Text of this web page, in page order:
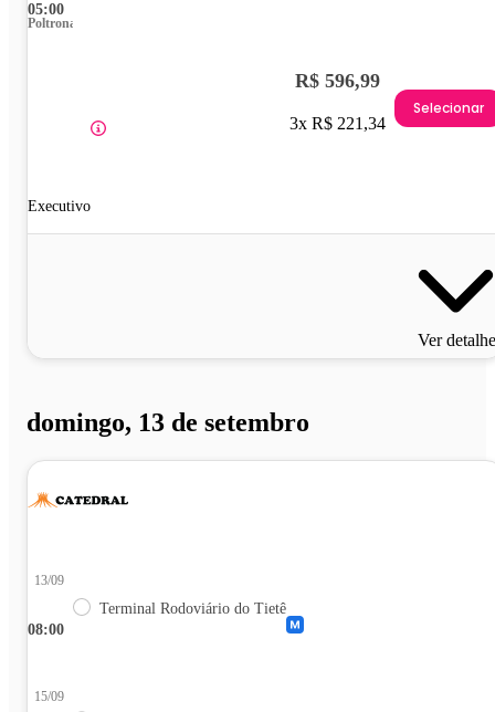
05:00
Poltrona
Executivo
R$ 596,99
3x R$ 221,34
Selecionar
Ver
domingo, 13 de setembro
08:00
13/09
Terminal Rodoviário do Tietê
15/09